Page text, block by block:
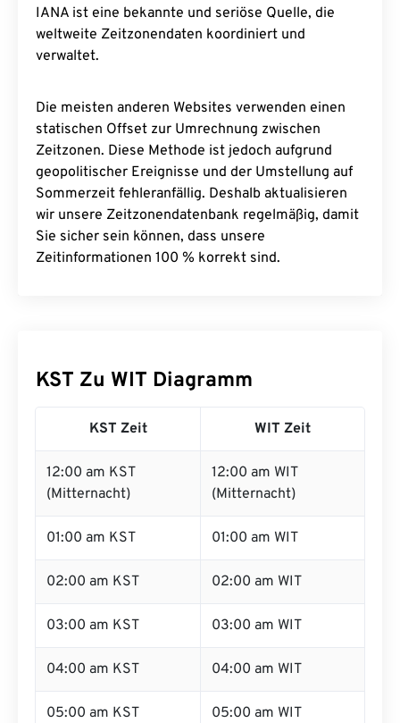
IANA ist eine bekannte und seriöse Quelle, die
weltweite Zeitzonendaten koordiniert und
verwaltet.
Die meisten anderen Websites verwenden einen
statischen Offset zur Umrechnung zwischen
Zeitzonen. Diese Methode ist jedoch aufgrund
geopolitischer Ereignisse und der Umstellung auf
Sommerzeit fehleranfällig. Deshalb aktualisieren
wir unsere Zeitzonendatenbank regelmäßig, damit
Sie sicher sein können, dass unsere
Zeitinformationen 100 % korrekt sind.
KST Zu WIT Diagramm
KST Zeit WIT Zeit
12:00 am KST
(Mitternacht)
12:00 am WIT
(Mitternacht)
01:00 am KST 01:00 am WIT
02:00 am KST 02:00 am WIT
03:00 am KST 03:00 am WIT
04:00 am KST 04:00 am WIT
05:00 am KST 05:00 am WIT